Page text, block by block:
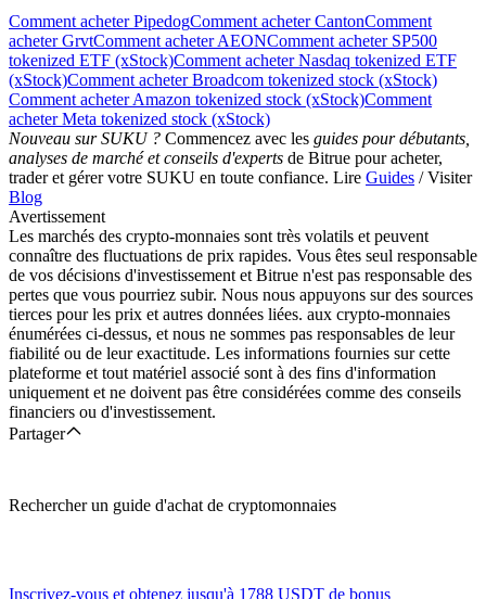
Télécharger
l'application Bitrue
Français
Comment acheter PipedogComment acheter CantonComment
acheter GrvtComment acheter AEONComment acheter SP500
tokenized ETF (xStock)Comment acheter Nasdaq tokenized ETF
(xStock)Comment acheter Broadcom tokenized stock (xStock)
Comment acheter Amazon tokenized stock (xStock)Comment
acheter Meta tokenized stock (xStock)
Nouveau sur SUKU ? Commencez avec les guides pour débutants,
analyses de marché et conseils d'experts de Bitrue pour acheter,
trader et gérer votre SUKU en toute confiance. Lire Guides / Visiter
Blog
Avertissement
Les marchés des crypto-monnaies sont très volatils et peuvent
connaître des fluctuations de prix rapides. Vous êtes seul responsable
de vos décisions d'investissement et Bitrue n'est pas responsable des
pertes que vous pourriez subir. Nous nous appuyons sur des sources
tierces pour les prix et autres données liées. aux crypto-monnaies
énumérées ci-dessus, et nous ne sommes pas responsables de leur
fiabilité ou de leur exactitude. Les informations fournies sur cette
plateforme et tout matériel associé sont à des fins d'information
uniquement et ne doivent pas être considérées comme des conseils
financiers ou d'investissement.
Partager
Rechercher un guide d'achat de cryptomonnaies
Inscrivez-vous et obtenez jusqu'à 1788 USDT de bonus